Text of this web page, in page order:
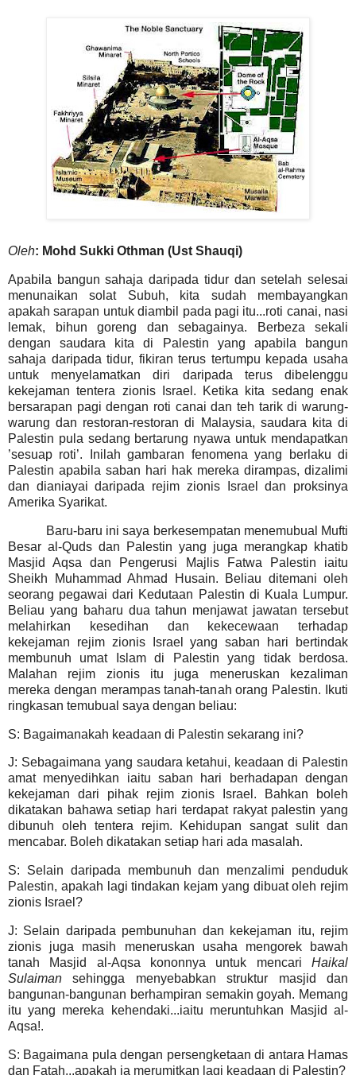
Oleh: Mohd Sukki Othman (Ust Shauqi)
Apabila bangun sahaja daripada tidur dan setelah selesai
menunaikan solat Subuh, kita sudah membayangkan
apakah sarapan untuk diambil pada pagi itu...roti canai, nasi
lemak, bihun goreng dan sebagainya. Berbeza sekali
dengan saudara kita di Palestin yang apabila bangun
sahaja daripada tidur, fikiran terus tertumpu kepada usaha
untuk menyelamatkan diri daripada terus dibelenggu
kekejaman tentera zionis Israel. Ketika kita sedang enak
bersarapan pagi dengan roti canai dan teh tarik di warung-
warung dan restoran-restoran di Malaysia, saudara kita di
Palestin pula sedang bertarung nyawa untuk mendapatkan
’sesuap roti’. Inilah gambaran fenomena yang berlaku di
Palestin apabila saban hari hak mereka dirampas, dizalimi
dan dianiayai daripada rejim zionis Israel dan proksinya
Amerika Syarikat.
Baru-baru ini saya berkesempatan menemubual Mufti
Besar al-Quds dan Palestin yang juga merangkap khatib
Masjid Aqsa dan Pengerusi Majlis Fatwa Palestin iaitu
Sheikh Muhammad Ahmad Husain. Beliau ditemani oleh
seorang pegawai dari Kedutaan Palestin di Kuala Lumpur.
Beliau yang baharu dua tahun menjawat jawatan tersebut
melahirkan kesedihan dan kekecewaan terhadap
kekejaman rejim zionis Israel yang saban hari bertindak
membunuh umat Islam di Palestin yang tidak berdosa.
Malahan rejim zionis itu juga meneruskan kezaliman
mereka dengan merampas tanah-tanah orang Palestin. Ikuti
ringkasan temubual saya dengan beliau:
S: Bagaimanakah keadaan di Palestin sekarang ini?
J: Sebagaimana yang saudara ketahui, keadaan di Palestin
amat menyedihkan iaitu saban hari berhadapan dengan
kekejaman dari pihak rejim zionis Israel. Bahkan boleh
dikatakan bahawa setiap hari terdapat rakyat palestin yang
dibunuh oleh tentera rejim. Kehidupan sangat sulit dan
mencabar. Boleh dikatakan setiap hari ada masalah.
S: Selain daripada membunuh dan menzalimi penduduk
Palestin, apakah lagi tindakan kejam yang dibuat oleh rejim
zionis Israel?
J: Selain daripada pembunuhan dan kekejaman itu, rejim
zionis juga masih meneruskan usaha mengorek bawah
tanah Masjid al-Aqsa kononnya untuk mencari Haikal
Sulaiman sehingga menyebabkan struktur masjid dan
bangunan-bangunan berhampiran semakin goyah. Memang
itu yang mereka kehendaki...iaitu meruntuhkan Masjid al-
Aqsa!.
S: Bagaimana pula dengan persengketaan di antara Hamas
dan Fatah...apakah ia merumitkan lagi keadaan di Palestin?